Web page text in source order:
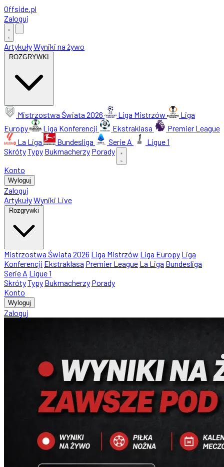
Offside.pl
Zaloguj
ArtykułyWyniki na żywo
ROZGRYWKI
Mistrzostwa Świata 2026 Liga Mistrzów
Liga
Europy
Liga Konferencji Ekstraklasa
Premier League
La Liga
Bundesliga Serie A
Ligue 1
SkrótyTypy Bukmacherzy Porady
Konto
Wyloguj
Zaloguj
ArtykułyWyniki Live
Rozgrywki
Mistrzostwa Świata 2026 Liga Mistrzów Liga Europy Liga
Konferencji Ekstraklasa Premier League La Liga Bundesliga
Serie A Ligue 1
SkrótyTypy Bukmacherzy Porady
Konto
Wyloguj
Zaloguj